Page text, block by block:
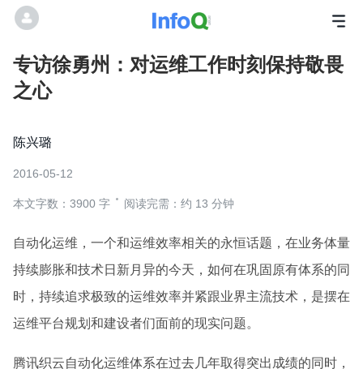
专访徐勇州：对运维工作时刻保持敬畏
之心
陈兴璐
2016-05-12
本文字数：3900 字 阅读完需：约 13 分钟
自动化运维，一个和运维效率相关的永恒话题，在业务体量
持续膨胀和技术日新月异的今天，如何在巩固原有体系的同
时，持续追求极致的运维效率并紧跟业界主流技术，是摆在
运维平台规划和建设者们面前的现实问题。
腾讯织云自动化运维体系在过去几年取得突出成绩的同时，